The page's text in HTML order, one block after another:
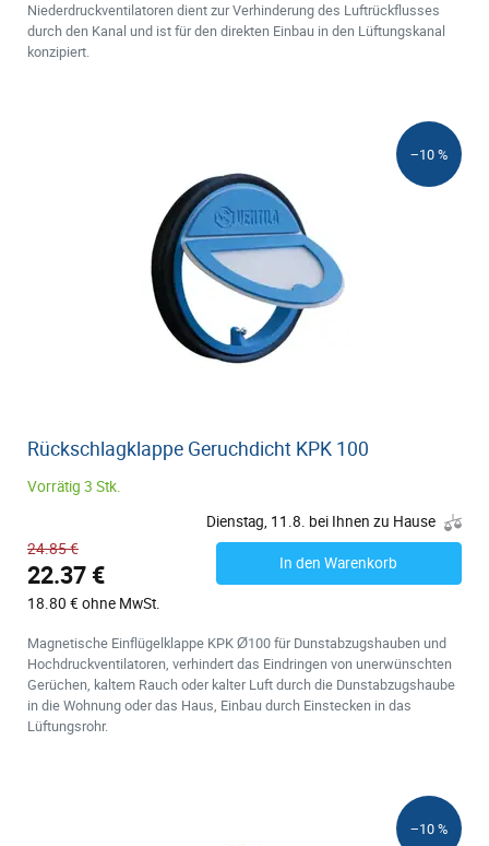
Niederdruckventilatoren dient zur Verhinderung des Luftrückflusses
durch den Kanal und ist für den direkten Einbau in den Lüftungskanal
konzipiert.
−10 %
Rückschlagklappe Geruchdicht KPK 100
Vorrätig 3 Stk.
Dienstag, 11.8. bei Ihnen zu Hause
24.85 €
22.37 €
18.80 € ohne MwSt.
In den Warenkorb
Magnetische Einflügelklappe KPK Ø100 für Dunstabzugshauben und
Hochdruckventilatoren, verhindert das Eindringen von unerwünschten
Gerüchen, kaltem Rauch oder kalter Luft durch die Dunstabzugshaube
in die Wohnung oder das Haus, Einbau durch Einstecken in das
Lüftungsrohr.
−10 %